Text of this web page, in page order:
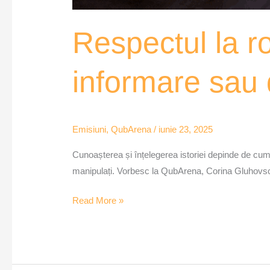
Respectul la
informare sau
Emisiuni,QubArena / iunie 23, 2025
Cunoașterea și înțelegerea istoriei depinde de
manipulați. Vorbesc la QubArena, Corina
Read More »